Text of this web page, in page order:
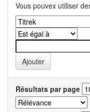
Vous pouvex utiliser
Résultats par page